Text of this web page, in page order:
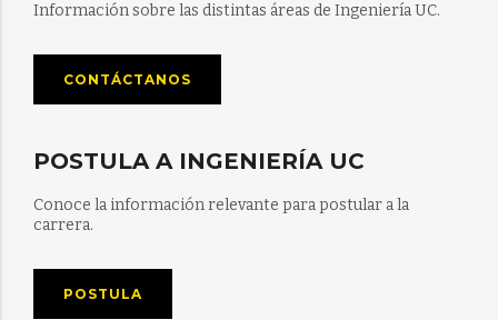
Información sobre las distintas áreas de Ingeniería UC.
CONTÁCTANOS
POSTULA A INGENIERÍA UC
Conoce la información relevante para postular a la
carrera.
POSTULA